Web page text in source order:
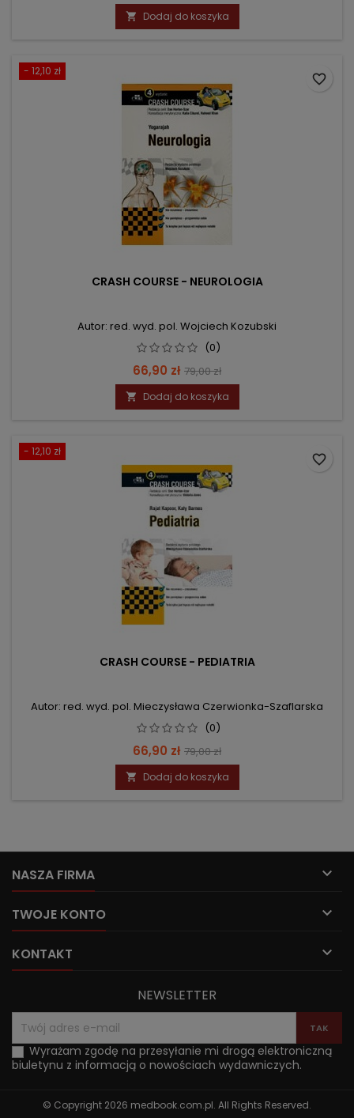
podstawowa
 Dodaj do koszyka
- 12,10 zł
CRASH COURSE - NEUROLOGIA
Autor: red. wyd. pol. Wojciech Kozubski
(0)
Cena
66,90 zł Cena
podstawowa
79,00 zł
 Dodaj do koszyka
favorite_border
- 12,10 zł
CRASH COURSE - PEDIATRIA
Autor: red. wyd. pol. Mieczysława Czerwionka-Szaflarska
(0)
Cena
66,90 zł Cena
podstawowa
79,00 zł
 Dodaj do koszyka
favorite_border
NASZA FIRMA 
TWOJE KONTO 
KONTAKT 
NEWSLETTER
Wyrażam zgodę na przesyłanie mi drogą elektroniczną
biuletynu z informacją o nowościach wydawniczych.
© Copyright 2026 medbook.com.pl. All Rights Reserved.